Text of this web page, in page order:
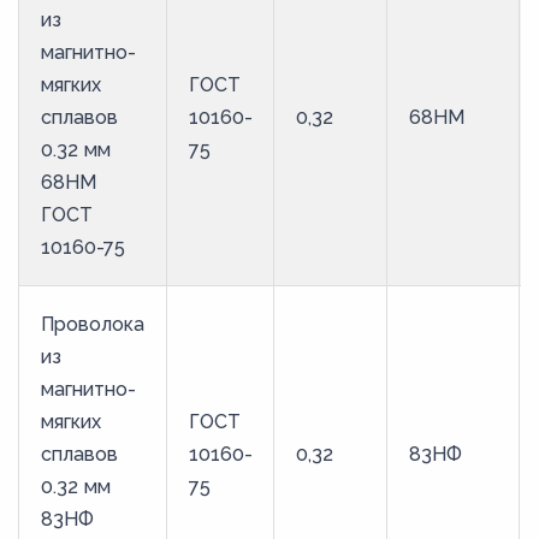
из
магнитно-
мягких
сплавов
0.32 мм
68НМ
ГОСТ
10160-75
ГОСТ
10160-
75
0,32 68НМ
Проволока
из
магнитно-
мягких
сплавов
0.32 мм
83НФ
ГОСТ
10160-
75
0,32 83НФ